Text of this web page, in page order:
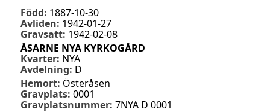
Född: 1887-10-30
Avliden: 1942-01-27
Gravsatt: 1942-02-08
ÅSARNE NYA KYRKOGÅRD
Kvarter: NYA
Avdelning: D
Hemort: Österåsen
Gravplats: 0001
Gravplatsnummer: 7NYA D 0001